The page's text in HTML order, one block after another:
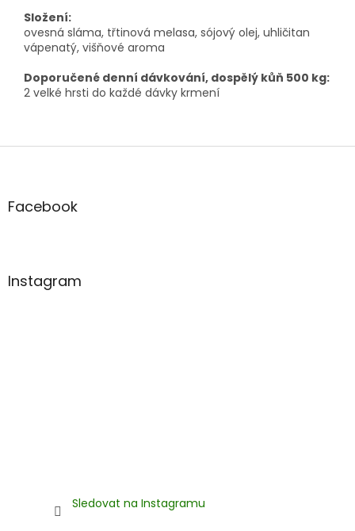
Složení:
ovesná sláma, třtinová melasa, sójový olej, uhličitan
vápenatý, višňové aroma
Doporučené denní dávkování, dospělý kůň 500 kg:
2 velké hrsti do každé dávky krmení
Z
aFacebook
Instagram
Sledovat na Instagramu